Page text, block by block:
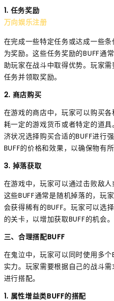
1. 任务奖励
万向娱乐注册
在完成一些特定任务或达成一些
为奖励。这些任务奖励的BUFF通
助玩家在战斗中取得优势。玩家
任务并领取奖励。
2. 商店购买
在游戏的商店中，玩家可以购买各
耗一定的游戏货币或者特定的道
济状况选择购买合适的BUFF进行
BUFF的价格和效果，以确保物有所
3. 掉落获取
在游戏中，玩家可以通过击败敌人
这些BUFF通常是随机掉落的，玩
会获得稀有的BUFF。玩家可以选
的关卡，以增加获取BUFF的机会。
三、合理搭配BUFF
在鬼泣中，玩家可以同时使用多
实力。玩家需要根据自己的战斗
进行搭配。
1. 属性增益类BUFF的搭配